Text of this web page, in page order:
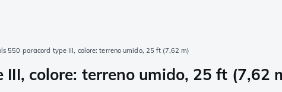
550 paracord type III, colore: terreno umido, 25 ft (7,62 m)
colore: terreno umido, 25 ft (7,62